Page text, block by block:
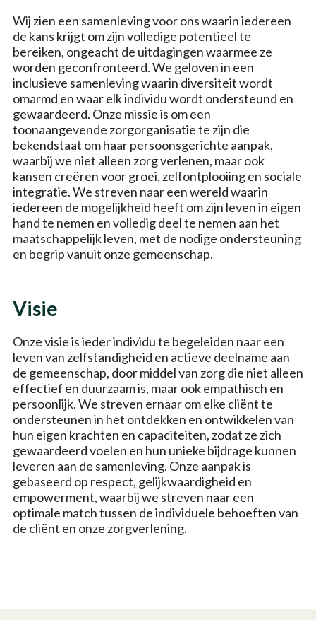
Wij zien een samenleving voor ons waarin iedereen
de kans krijgt om zijn volledige potentieel te
bereiken, ongeacht de uitdagingen waarmee ze
worden geconfronteerd. We geloven in een
inclusieve samenleving waarin diversiteit wordt
omarmd en waar elk individu wordt ondersteund en
gewaardeerd. Onze missie is om een
toonaangevende zorgorganisatie te zijn die
bekendstaat om haar persoonsgerichte aanpak,
waarbij we niet alleen zorg verlenen, maar ook
kansen creëren voor groei, zelfontplooiing en sociale
integratie. We streven naar een wereld waarin
iedereen de mogelijkheid heeft om zijn leven in eigen
hand te nemen en volledig deel te nemen aan het
maatschappelijk leven, met de nodige ondersteuning
en begrip vanuit onze gemeenschap.
Visie
Onze visie is ieder individu te begeleiden naar een
leven van zelfstandigheid en actieve deelname aan
de gemeenschap, door middel van zorg die niet alleen
effectief en duurzaam is, maar ook empathisch en
persoonlijk. We streven ernaar om elke cliënt te
ondersteunen in het ontdekken en ontwikkelen van
hun eigen krachten en capaciteiten, zodat ze zich
gewaardeerd voelen en hun unieke bijdrage kunnen
leveren aan de samenleving. Onze aanpak is
gebaseerd op respect, gelijkwaardigheid en
empowerment, waarbij we streven naar een
optimale match tussen de individuele behoeften van
de cliënt en onze zorgverlening.